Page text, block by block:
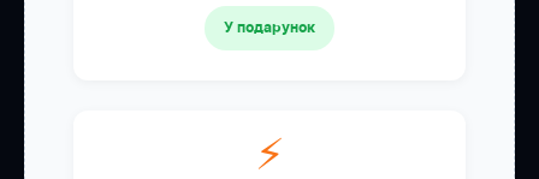
У подарунок
⚡